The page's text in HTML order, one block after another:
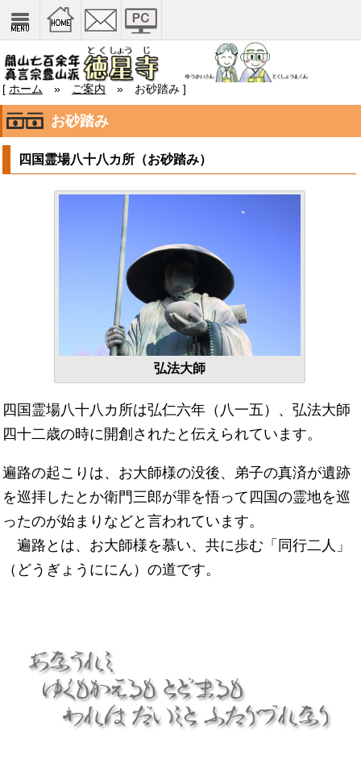
[ ホーム » ご案内 » お砂踏み ]
お砂踏み
四国霊場八十八カ所（お砂踏み）
弘法大師
四国霊場八十八カ所は弘仁六年（八一五）、弘法大師
四十二歳の時に開創されたと伝えられています。
遍路の起こりは、お大師様の没後、弟子の真済が遺跡
を巡拝したとか衛門三郎が罪を悟って四国の霊地を巡
ったのが始まりなどと言われています。
遍路とは、お大師様を慕い、共に歩む「同行二人」
（どうぎょうににん）の道です。